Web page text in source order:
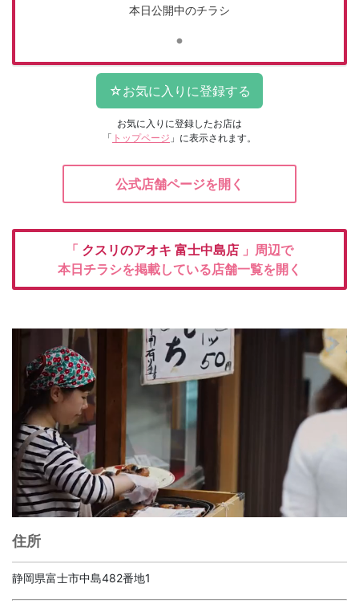
本日公開中のチラシ
お気に入りに登録したお店は
「 トップページ 」に表示されます。
公式店舗ページを開く
「 クスリのアオキ 富士中島店 」周辺で
本日チラシを掲載している店舗一覧を開く
住所
静岡県富士市中島482番地1